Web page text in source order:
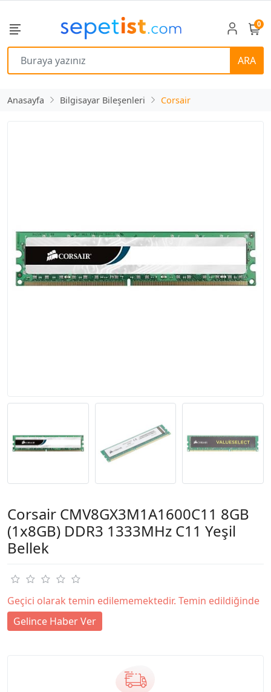
ARA
0
Anasayfa Bilgisayar Bileşenleri Corsair
Corsair CMV8GX3M1A1600C11 8GB
(1x8GB) DDR3 1333MHz C11 Yeşil
Bellek
Geçici olarak temin edilememektedir. Temin edildiğinde
Gelince Haber Ver